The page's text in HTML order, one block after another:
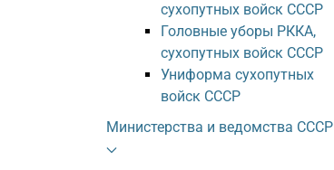
сухопутных войск СССР
Головные уборы РККА,
сухопутных войск СССР
Униформа сухопутных
войск СССР
Министерства и ведомства СССР